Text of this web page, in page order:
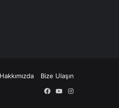
Hakkımızda
Bize Ulaşın
Facebook
YouTubeInstagram